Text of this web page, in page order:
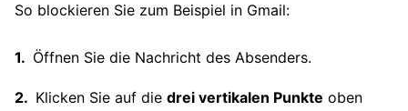
So blockieren Sie zum Beispiel in Gmail:
Öffnen Sie die Nachricht des Absenders.
Klicken Sie auf die drei vertikalen Punkte oben